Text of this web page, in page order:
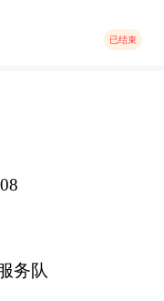
已结束
务队